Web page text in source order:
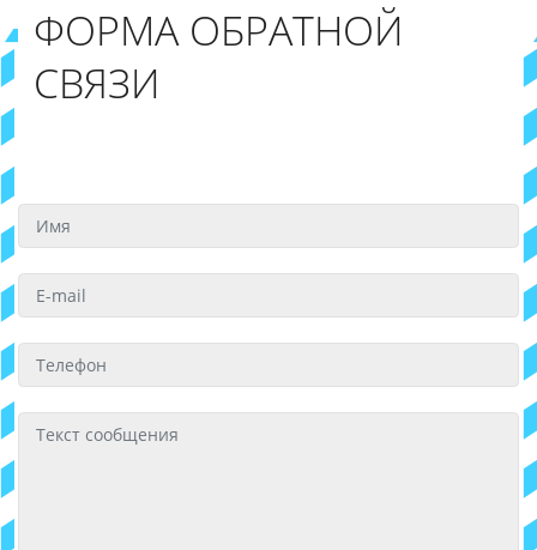
ФОРМА ОБРАТНОЙ
СВЯЗИ